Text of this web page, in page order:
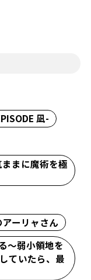
凪-
まに魔術を極
ーリャさん
～弱小領地を
ていたら、最